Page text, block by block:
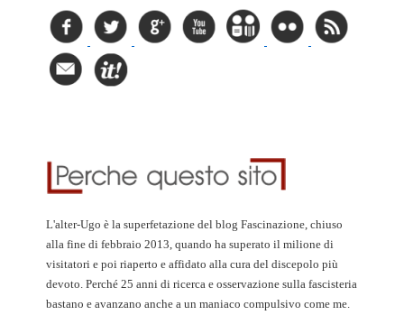
L'alter-Ugo è la superfetazione del blog Fascinazione, chiuso
alla fine di febbraio 2013, quando ha superato il milione di
visitatori e poi riaperto e affidato alla cura del discepolo più
devoto. Perché 25 anni di ricerca e osservazione sulla fascisteria
bastano e avanzano anche a un maniaco compulsivo come me.